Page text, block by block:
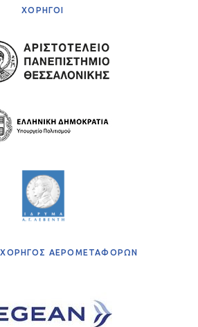
ΧΟΡΗΓΟΙ
ΧΟΡΗΓΟΣ ΑΕΡΟΜΕΤΑΦΟΡΩΝ